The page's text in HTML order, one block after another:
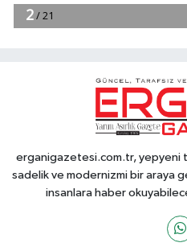
erganigazetesi.com.tr, yepyeni
sadelik ve modernizmi bir araya
insanlara haber